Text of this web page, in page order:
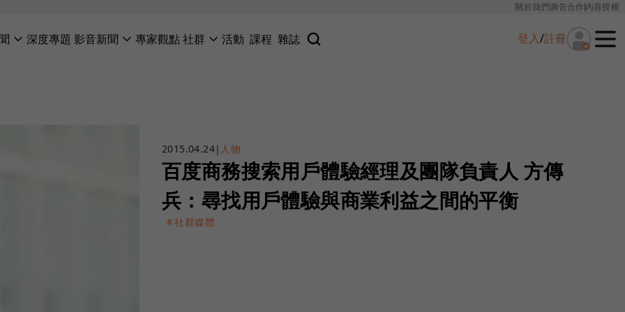
關於我們廣告合作內容授權
深度專題 影音新聞 專家觀點社群 活動 課程 雜誌 登入/註冊
2015.04.24| 人物
百度商務搜索用戶體驗經理及團隊負責人 方傳
兵：尋找用戶體驗與商業利益之間的平衡
＃社群媒體